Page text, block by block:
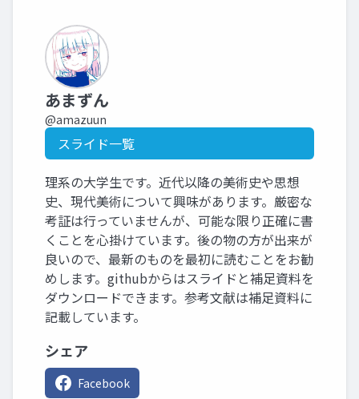
あまずん
@amazuun
スライド一覧
理系の大学生です。近代以降の美術史や思想
史、現代美術について興味があります。厳密な
考証は行っていませんが、可能な限り正確に書
くことを心掛けています。後の物の方が出来が
良いので、最新のものを最初に読むことをお勧
めします。githubからはスライドと補足資料を
ダウンロードできます。参考文献は補足資料に
記載しています。
シェア
Facebook